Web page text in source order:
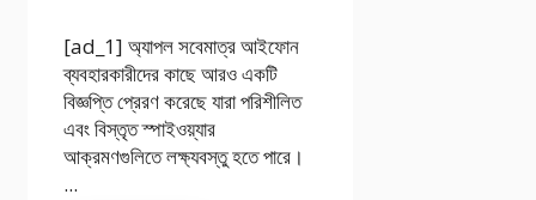
[ad_1] অ্যাপল সবেমাত্র আইফোন
ব্যবহারকারীদের কাছে আরও একটি
বিজ্ঞপ্তি প্রেরণ করেছে যারা পরিশীলিত
এবং বিস্তৃত স্পাইওয়্যার
আক্রমণগুলিতে লক্ষ্যবস্তু হতে পারে।
...